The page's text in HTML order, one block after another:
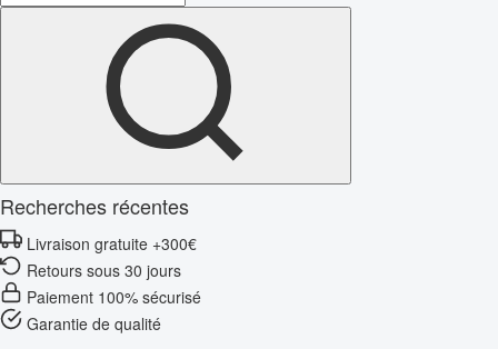
Recherches récentes
Livraison gratuite +300€
Retours sous 30 jours
Paiement 100% sécurisé
Garantie de qualité